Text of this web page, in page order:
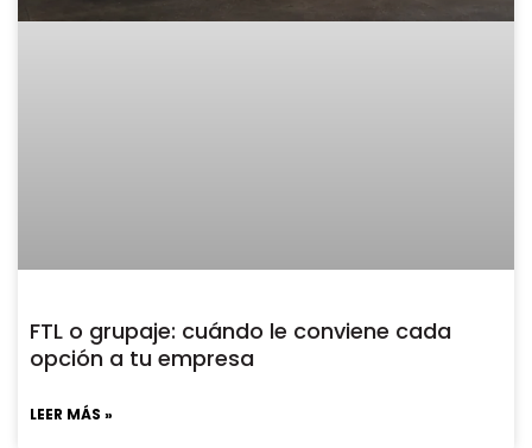
FTL o grupaje: cuándo le conviene cada
opción a tu empresa
LEER MÁS »